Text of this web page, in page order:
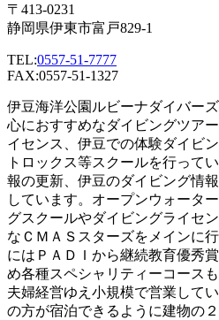
〒413-0231
静岡県伊東市富戸829-1
TEL:0557-51-7777
FAX:0557-51-1327
伊豆海洋公園ルビーナダイバー
心におすすめなダイビングツア
イセンス、伊豆での体験ダイビ
トロックス等スクールを行って
報の更新、伊豆のダイビング情
しています。オープンウォータ
グスクールやダイビングライセ
なＣＭＡＳスターズをメインに
にはＰＡＤＩから継続教育優秀
め各種スペシャリティーコース
夫婦経営ゆえ小規模で営業して
の方が宿泊できるように建物の